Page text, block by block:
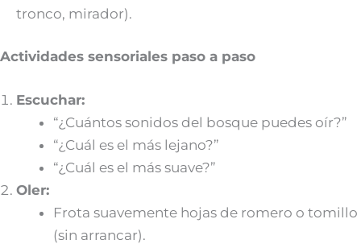
tronco, mirador).
Actividades sensoriales paso a paso
Escuchar:
“¿Cuántos sonidos del bosque puedes oír?”
“¿Cuál es el más lejano?”
“¿Cuál es el más suave?”
Oler:
Frota suavemente hojas de romero o tomillo
(sin arrancar).